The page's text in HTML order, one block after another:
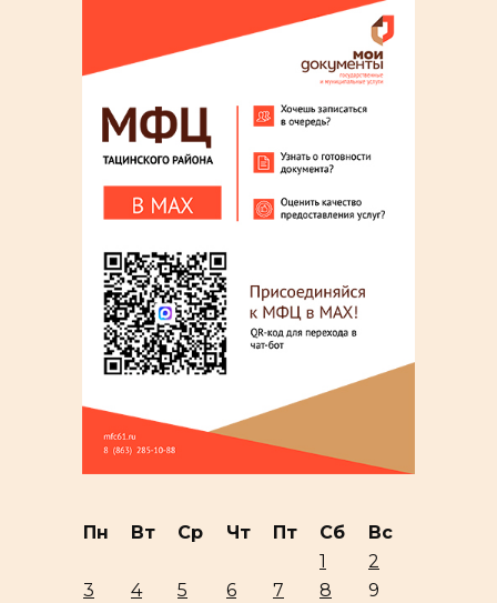
Пн Вт Ср Чт Пт Сб
Вс
1
2
3
4 5 6 7 8
9